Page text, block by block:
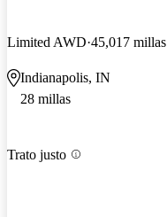
Limited AWD 45,017 millas
Indianapolis, IN
28 millas
Trato justo